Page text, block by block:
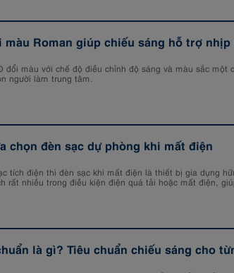
màu Roman giúp chiếu sáng hỗ trợ
đổi màu với chế độ điều chỉnh độ sáng và màu sắc một
người làm trung tâm.
chọn đèn sạc dự phòng khi mất điện
tích điện thì đèn sạc khi mất điện là thiết bị gia dụng
rất nhiều trong điều kiện điện quá tải hoặc mất điện,
là gì? Tiêu chuẩn chiếu sáng cho